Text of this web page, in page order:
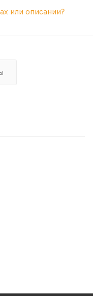
или описании?